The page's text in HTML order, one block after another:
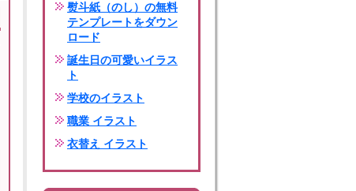
熨斗紙（のし）の無料
テンプレートをダウン
ロード
誕生日の可愛いイラス
ト
学校のイラスト
職業 イラスト
衣替え イラスト